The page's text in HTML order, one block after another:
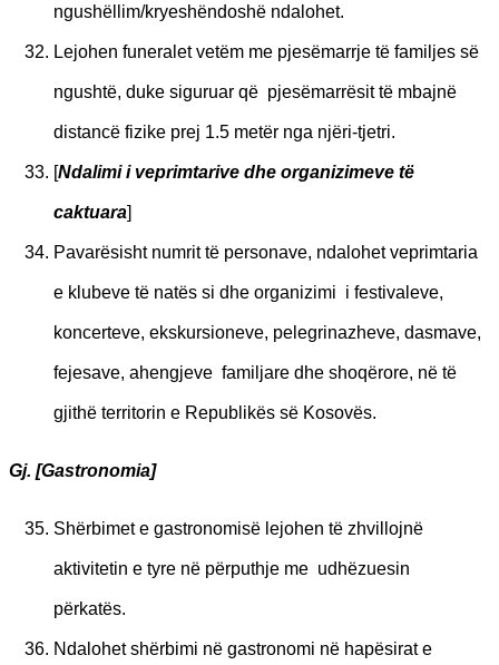
ngushëllim/kryeshëndoshë ndalohet.
Lejohen funeralet vetëm me pjesëmarrje të familjes së
ngushtë, duke siguruar që pjesëmarrësit të mbajnë
distancë fizike prej 1.5 metër nga njëri-tjetri.
[Ndalimi i veprimtarive dhe organizimeve të
caktuara]
Pavarësisht numrit të personave, ndalohet veprimtaria
e klubeve të natës si dhe organizimi i festivaleve,
koncerteve, ekskursioneve, pelegrinazheve, dasmave,
fejesave, ahengjeve familjare dhe shoqërore, në të
gjithë territorin e Republikës së Kosovës.
Gj. [Gastronomia]
Shërbimet e gastronomisë lejohen të zhvillojnë
aktivitetin e tyre në përputhje me udhëzuesin
përkatës.
Ndalohet shërbimi në gastronomi në hapësirat e